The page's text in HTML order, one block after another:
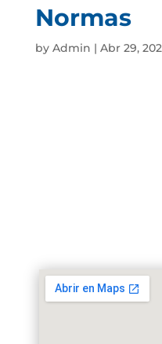
Normas
by Admin | Abr 29,